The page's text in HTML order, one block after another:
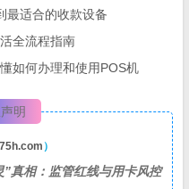
最适合的收款设备
全流程指南
如何办理和使用POS机
明
）
真相：监管红线与用卡风控